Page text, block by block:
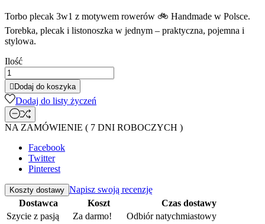
Torbo plecak 3w1 z motywem rowerów 🚲 Handmade w Polsce.
Torebka, plecak i listonoszka w jednym – praktyczna, pojemna i
stylowa.
Ilość
 Dodaj do koszyka
Dodaj do listy życzeń
NA ZAMÓWIENIE ( 7 DNI ROBOCZYCH )
Facebook
Twitter
Pinterest
Koszty dostawy Napisz swoją recenzję
Dostawca
Koszt
Czas dostawy
Szycie z pasją
Za darmo!
Odbiór natychmiastowy